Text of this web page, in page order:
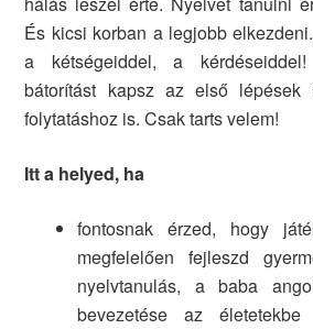
És kicsi korban a legjobb
a kétségeiddel, a
bátorítást kapsz az első lépések
folytatáshoz is. Csak tarts velem!
Itt a helyed, ha
fontosnak érzed, hogy
megfelelően fejleszd
nyelvtanulás, a baba
bevezetése az